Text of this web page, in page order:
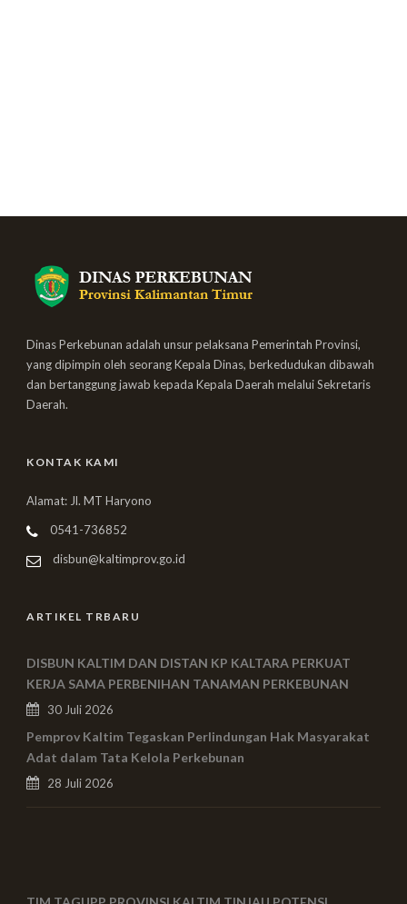
Dinas Perkebunan adalah unsur pelaksana Pemerintah Provinsi,
yang dipimpin oleh seorang Kepala Dinas, berkedudukan dibawah
dan bertanggung jawab kepada Kepala Daerah melalui Sekretaris
Daerah.
KONTAK KAMI
Alamat: Jl. MT Haryono
0541-736852
disbun@kaltimprov.go.id
ARTIKEL TRBARU
DISBUN KALTIM DAN DISTAN KP KALTARA PERKUAT
KERJA SAMA PERBENIHAN TANAMAN PERKEBUNAN
30 Juli 2026
Pemprov Kaltim Tegaskan Perlindungan Hak Masyarakat
Adat dalam Tata Kelola Perkebunan
28 Juli 2026